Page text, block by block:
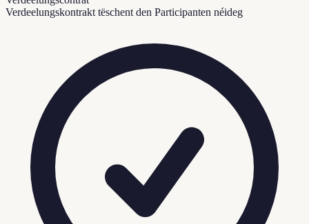
Verdeelungskontrakt tëschent den Participanten néideg